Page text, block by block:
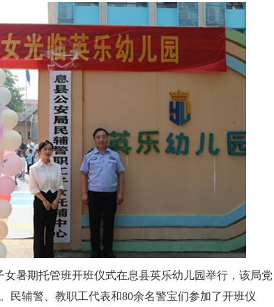
女暑期托管班开班仪式在息县英乐幼儿园举行，该局党
民辅警、教职工代表和80余名警宝们参加了开班仪